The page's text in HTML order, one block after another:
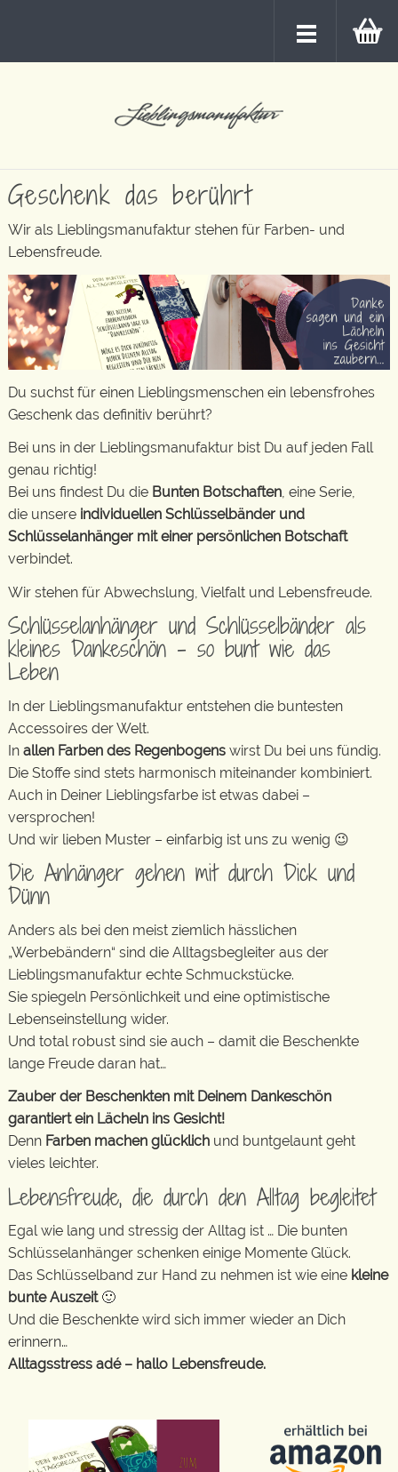
Geschenk das berührt
Wir als Lieblingsmanufaktur stehen für Farben- und
Lebensfreude.
Du suchst für einen Lieblingsmenschen ein lebensfrohes
Geschenk das definitiv berührt?
Bei uns in der Lieblingsmanufaktur bist Du auf jeden Fall
genau richtig!
Bei uns findest Du die Bunten Botschaften, eine Serie,
die unsere individuellen Schlüsselbänder und
Schlüsselanhänger mit einer persönlichen Botschaft
verbindet.
Wir stehen für Abwechslung, Vielfalt und Lebensfreude.
Schlüsselanhänger und Schlüsselbänder als
kleines Dankeschön – so bunt wie das
Leben
In der Lieblingsmanufaktur entstehen die buntesten
Accessoires der Welt.
In allen Farben des Regenbogens wirst Du bei uns fündig.
Die Stoffe sind stets harmonisch miteinander kombiniert.
Auch in Deiner Lieblingsfarbe ist etwas dabei –
versprochen!
Und wir lieben Muster – einfarbig ist uns zu wenig 😉
Die Anhänger gehen mit durch Dick und
Dünn
Anders als bei den meist ziemlich hässlichen
„Werbebändern“ sind die Alltagsbegleiter aus der
Lieblingsmanufaktur echte Schmuckstücke.
Sie spiegeln Persönlichkeit und eine optimistische
Lebenseinstellung wider.
Und total robust sind sie auch – damit die Beschenkte
lange Freude daran hat…
Zauber der Beschenkten mit Deinem Dankeschön
garantiert ein Lächeln ins Gesicht!
Denn Farben machen glücklich und buntgelaunt geht
vieles leichter.
Lebensfreude, die durch den Alltag begleitet
Egal wie lang und stressig der Alltag ist … Die bunten
Schlüsselanhänger schenken einige Momente Glück.
Das Schlüsselband zur Hand zu nehmen ist wie eine kleine
bunte Auszeit🙂
Und die Beschenkte wird sich immer wieder an Dich
erinnern…
Alltagsstress adé – hallo Lebensfreude.